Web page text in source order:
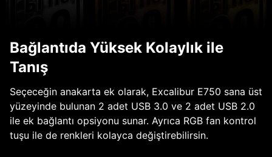
Bağlantıda Yüksek Kolaylık ile
Tanış
Seçeceğin anakarta ek olarak, Excalibur E750 sana üst
yüzeyinde bulunan 2 adet USB 3.0 ve 2 adet USB 2.0
ile ek bağlantı opsiyonu sunar. Ayrıca RGB fan kontrol
tuşu ile de renkleri kolayca değiştirebilirsin.